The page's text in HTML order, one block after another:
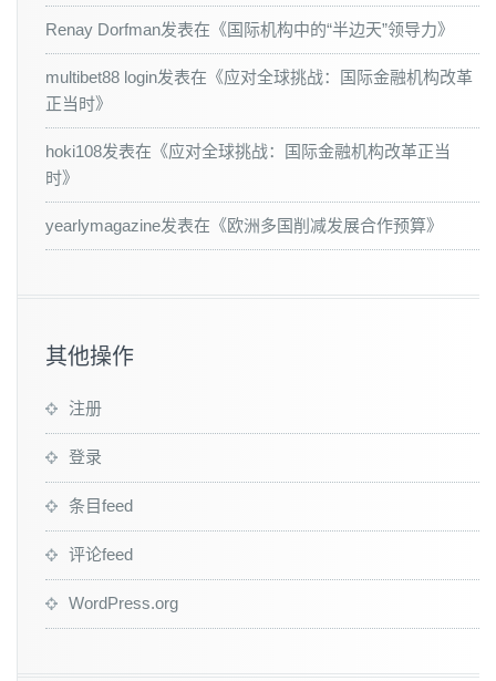
Renay Dorfman发表在《国际机构中的“半边天”领导力》
multibet88 login发表在《应对全球挑战：国际金融机构改革
正当时》
hoki108发表在《应对全球挑战：国际金融机构改革正当
时》
yearlymagazine发表在《欧洲多国削减发展合作预算》
其他操作
注册
登录
条目feed
评论feed
WordPress.org